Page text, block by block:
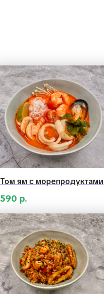
Том ям с морепродуктами
590 р.